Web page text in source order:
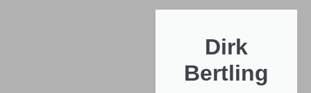
Dirk
Bertling